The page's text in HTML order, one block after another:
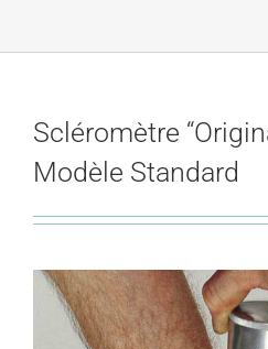
Scléromètre
Modèle Standard